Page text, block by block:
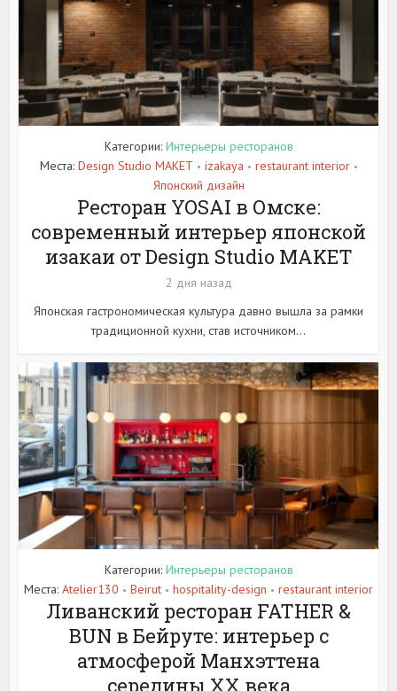
Категории: Интерьеры ресторанов
Места: Design Studio MAKET • izakaya • restaurant interior •
Японский дизайн
Ресторан YOSAI в Омске:
современный интерьер японской
изакаи от Design Studio MAKET
2 дня назад
Японская гастрономическая культура давно вышла за рамки
традиционной кухни, став источником...
Категории: Интерьеры ресторанов
Места: Atelier130 • Beirut • hospitality-design • restaurant interior
Ливанский ресторан FATHER &
BUN в Бейруте: интерьер с
атмосферой Манхэттена
середины XX века